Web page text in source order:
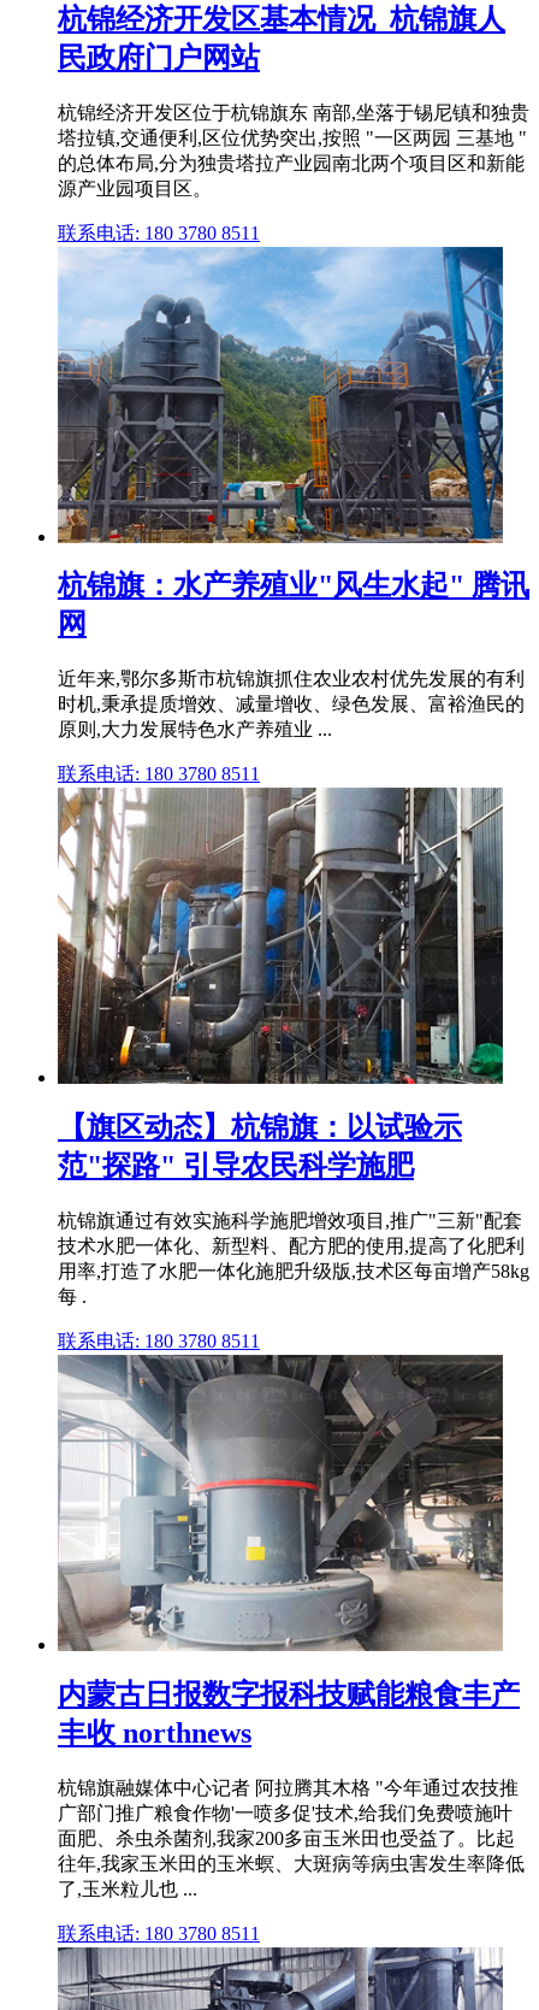
杭锦经济开发区基本情况_杭锦旗人
民政府门户网站
杭锦经济开发区位于杭锦旗东 南部,坐落于锡尼镇和独贵
塔拉镇,交通便利,区位优势突出,按照 "一区两园 三基地 "
的总体布局,分为独贵塔拉产业园南北两个项目区和新能
源产业园项目区。
联系电话: 180 3780 8511
杭锦旗：水产养殖业"风生水起" 腾讯
网
近年来,鄂尔多斯市杭锦旗抓住农业农村优先发展的有利
时机,秉承提质增效、减量增收、绿色发展、富裕渔民的
原则,大力发展特色水产养殖业 ...
联系电话: 180 3780 8511
【旗区动态】杭锦旗：以试验示
范"探路" 引导农民科学施肥
杭锦旗通过有效实施科学施肥增效项目,推广"三新"配套
技术水肥一体化、新型料、配方肥的使用,提高了化肥利
用率,打造了水肥一体化施肥升级版,技术区每亩增产58kg
每 .
联系电话: 180 3780 8511
内蒙古日报数字报科技赋能粮食丰产
丰收 northnews
杭锦旗融媒体中心记者 阿拉腾其木格 "今年通过农技推
广部门推广粮食作物'一喷多促'技术,给我们免费喷施叶
面肥、杀虫杀菌剂,我家200多亩玉米田也受益了。比起
往年,我家玉米田的玉米螟、大斑病等病虫害发生率降低
了,玉米粒儿也 ...
联系电话: 180 3780 8511